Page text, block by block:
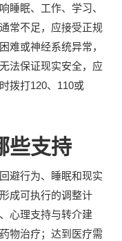
睡眠、工作、学习、
常不足，应接受正规
难或神经系统异常，
法保证现实安全，应
拨打120、110或
些支持
避行为、睡眠和现实
成可执行的调整计
心理支持与转介建
物治疗；达到医疗需